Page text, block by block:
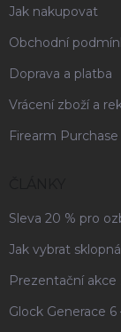
Jak nakupovat
Obchodní
Doprava a platba
Vrácení zboží a
Firearm
Sleva 20 % pro
Jak vybrat
Prezentační akce
Glock Generace